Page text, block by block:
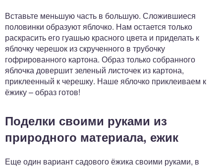
Вставьте меньшую часть в большую. Сложившиеся
половинки образуют яблочко. Нам остается только
раскрасить его гуашью красного цвета и приделать к
яблочку черешок из скрученного в трубочку
гофрированного картона. Образ только собранного
яблочка довершит зеленый листочек из картона,
приклеенный к черешку. Наше яблочко приклеиваем к
ёжику – образ готов!
Поделки своими руками из
природного материала, ежик
Еще один вариант садового ёжика своими руками, в